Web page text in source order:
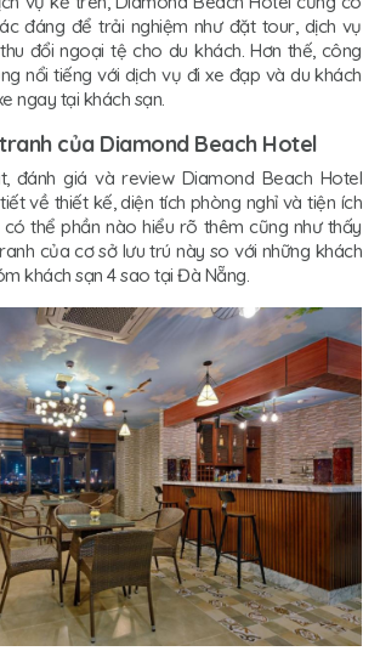
đáng để trải nghiệm như đặt tour, dịch vụ
đổi ngoại tệ cho du khách. Hơn thế, công
nổi tiếng với dịch vụ đi xe đạp và du khách
ngay tại khách sạn.
của Diamond Beach Hotel
đánh giá và review Diamond Beach Hotel
về thiết kế, diện tích phòng nghỉ và tiện ích
thể phần nào hiểu rõ thêm cũng như thấy
của cơ sở lưu trú này so với những khách
khách sạn 4 sao tại Đà Nẵng.